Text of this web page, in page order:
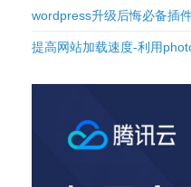
wordpress升级后悔必备插
提高网站加载速度-利用